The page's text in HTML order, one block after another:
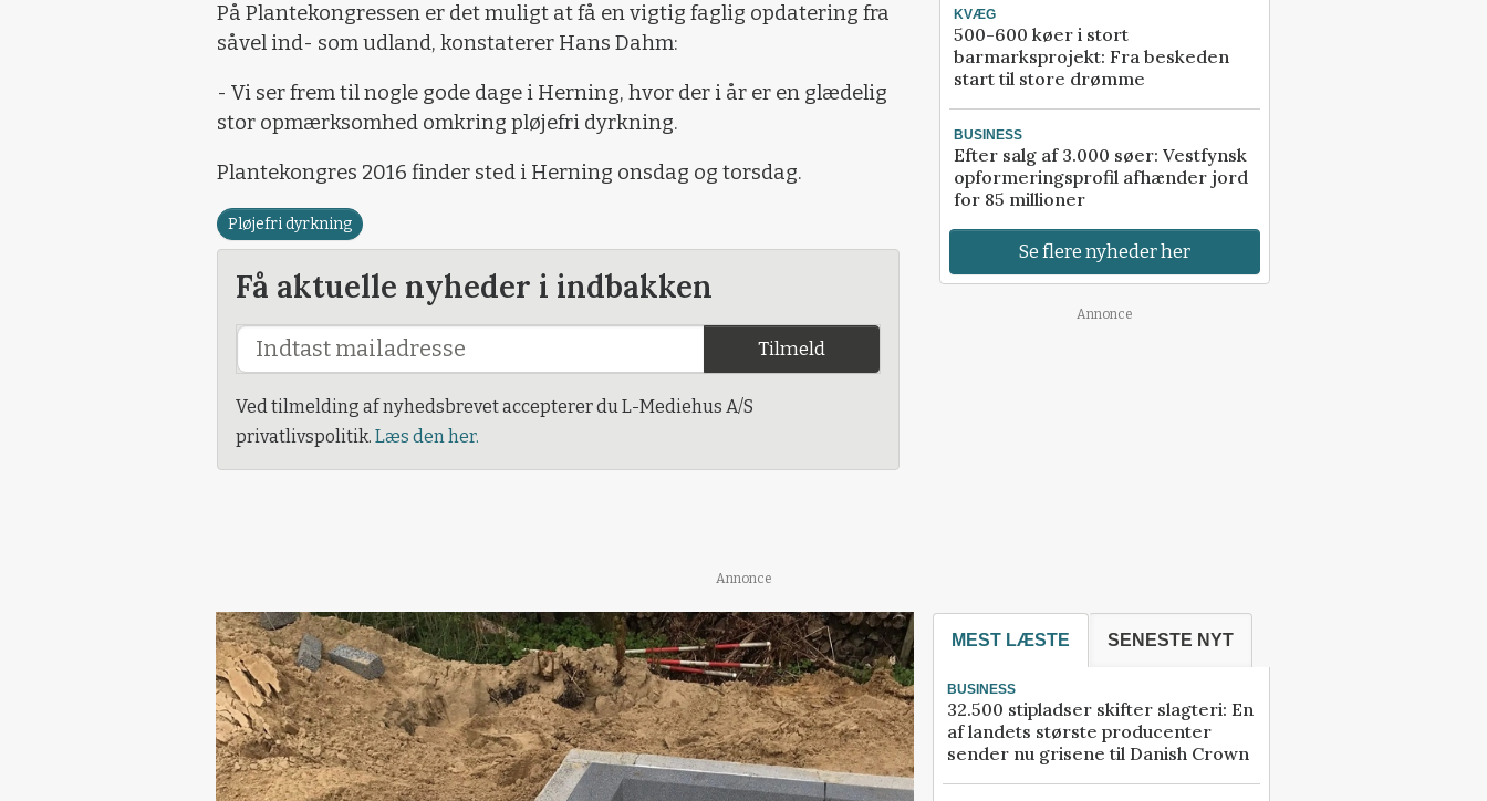
På Plantekongressen er det muligt at få en vigtig faglig opdatering fra
såvel ind- som udland, konstaterer Hans Dahm:
- Vi ser frem til nogle gode dage i Herning, hvor der i år er en glædelig
stor opmærksomhed omkring pløjefri dyrkning.
Plantekongres 2016 finder sted i Herning onsdag og torsdag.
Pløjefri dyrkning
Få aktuelle nyheder i indbakken
Tilmeld
Ved tilmelding af nyhedsbrevet accepterer du L-Mediehus A/S
privatlivspolitik. Læs den her.
KVÆG
500-600 køer i stort
barmarksprojekt: Fra beskeden
start til store drømme
BUSINESS
Efter salg af 3.000 søer: Vestfynsk
opformeringsprofil afhænder jord
for 85 millioner
Se flere nyheder her
Annonce
Annonce
MEST LÆSTE SENESTE NYT
BUSINESS
32.500 stipladser skifter slagteri: En
af landets største producenter
sender nu grisene til Danish Crown